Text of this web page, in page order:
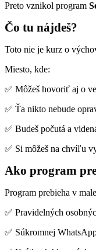
Preto vznikol program
Čo tu nájdeš?
Toto nie je kurz o
Miesto, kde:
✅ Môžeš hovoriť aj o
✅ Ťa nikto nebude
✅ Budeš počutá a
✅ Si môžeš na chvíľu
Ako program
Program prebieha v
✅ Pravidelných
✅ Súkromnej